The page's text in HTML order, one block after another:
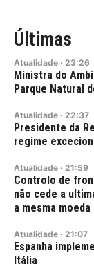
Últimas
Atualidade · 23:26
Ministra do
Parque Natural
Atualidade · 22:37
Presidente da
regime
Atualidade · 21:59
Controlo de
não cede a
a mesma moeda
Atualidade · 21:07
Espanha
Itália